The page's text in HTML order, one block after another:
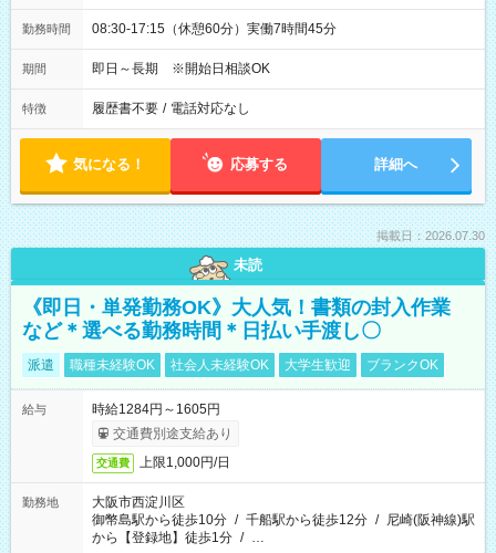
勤務時間 08:30-17:15（休憩60分）実働7時間45分
期間 即日～長期 ※開始日相談OK
特徴 履歴書不要 / 電話対応なし
気になる！ 応募する 詳細へ
掲載日：2026.07.30
未読
《即日・単発勤務OK》大人気！書類の封入作業
など＊選べる勤務時間＊日払い手渡し〇
派遣 職種未経験OK 社会人未経験OK 大学生歓迎 ブランクOK
給与
時給1284円～1605円
交通費別途支給あり
交通費 上限1,000円/日
勤務地
大阪市西淀川区
御幣島駅から徒歩10分 / 千船駅から徒歩12分 / 尼崎(阪神線)駅
から【登録地】徒歩1分 / …